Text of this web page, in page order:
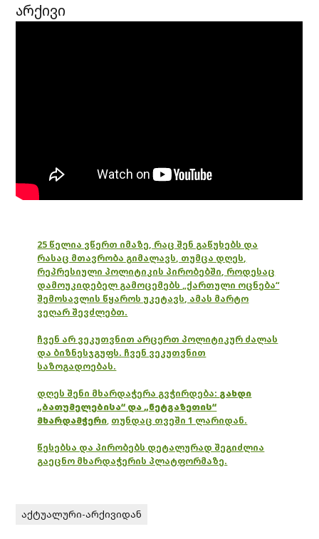
არქივი
25 წელია ვწერთ იმაზე, რაც შენ გაწუხებს და
რასაც მთავრობა გიმალავს, თუმცა დღეს,
რეპრესიული პოლიტიკის პირობებში, როდესაც
დამოუკიდებელ გამოცემებს „ქართული ოცნება“
შემოსავლის წყაროს უკეტავს, ამას მარტო
ვეღარ შევძლებთ.
ჩვენ არ ვეკუთვნით არცერთ პოლიტიკურ ძალას
და ბიზნესჯგუფს. ჩვენ ვეკუთვნით
საზოგადოებას.
დღეს შენი მხარდაჭერა გვჭირდება: გახდი
„ბათუმელებისა“ და „ნეტგაზეთის“
მხარდამჭერი, თუნდაც თვეში 1 ლარიდან.
წესებსა და პირობებს დეტალურად შეგიძლია
გაეცნო მხარდაჭერის პლატფორმაზე.
აქტუალური-არქივიდან